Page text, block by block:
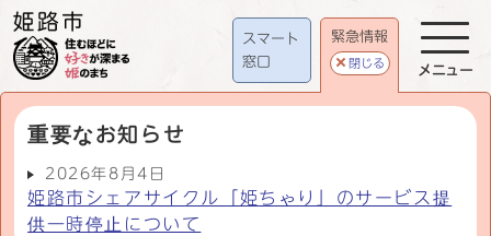
スマート
窓口
緊急情報
閉じる
重要なお知らせ
2026年8月4日
姫路市シェアサイクル「姫ちゃり」のサービス提
供一時停止について
メニュー